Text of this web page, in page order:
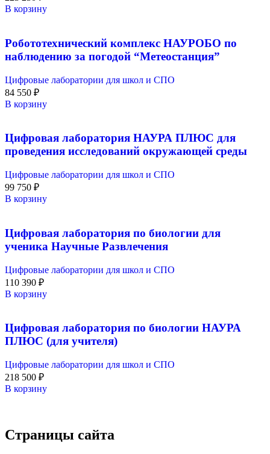
В корзину
Робототехнический комплекс НАУРОБО по
наблюдению за погодой “Метеостанция”
Цифровые лаборатории для школ и СПО
84 550 ₽
В корзину
Цифровая лаборатория НАУРА ПЛЮС для
проведения исследований окружающей среды
Цифровые лаборатории для школ и СПО
99 750 ₽
В корзину
Цифровая лаборатория по биологии для
ученика Научные Развлечения
Цифровые лаборатории для школ и СПО
110 390 ₽
В корзину
Цифровая лаборатория по биологии НАУРА
ПЛЮС (для учителя)
Цифровые лаборатории для школ и СПО
218 500 ₽
В корзину
Страницы сайта